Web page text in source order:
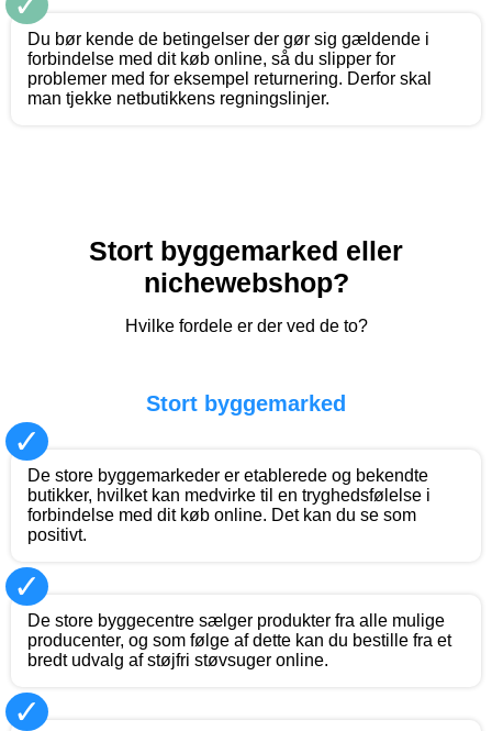
Du bør kende de betingelser der gør sig gældende i
forbindelse med dit køb online, så du slipper for
problemer med for eksempel returnering. Derfor skal
man tjekke netbutikkens regningslinjer.
Stort byggemarked eller
nichewebshop?
Hvilke fordele er der ved de to?
Stort byggemarked
✓
De store byggemarkeder er etablerede og bekendte
butikker, hvilket kan medvirke til en tryghedsfølelse i
forbindelse med dit køb online. Det kan du se som
positivt.
✓
De store byggecentre sælger produkter fra alle mulige
producenter, og som følge af dette kan du bestille fra et
bredt udvalg af støjfri støvsuger online.
✓